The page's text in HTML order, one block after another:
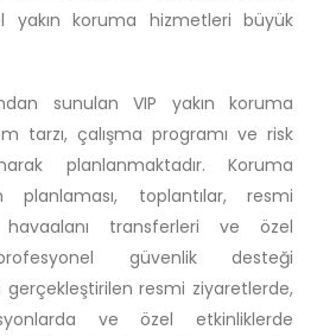
yakın koruma hizmetleri büyük
sunulan VIP yakın koruma
tarzı, çalışma programı ve risk
planlanmaktadır. Koruma
planlaması, toplantılar, resmi
havaalanı transferleri ve özel
güvenlik desteği
gerçekleştirilen resmi ziyaretlerde,
ve özel etkinliklerde